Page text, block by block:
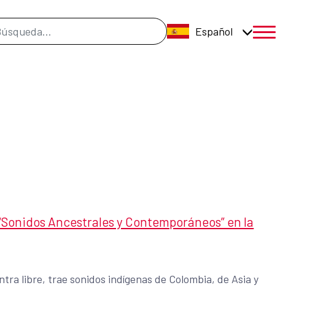
de búsqueda Español
menú móvil
Ancestrales y Contemporáneos” en la
libre, trae sonidos indígenas de Colombia, de Asia y